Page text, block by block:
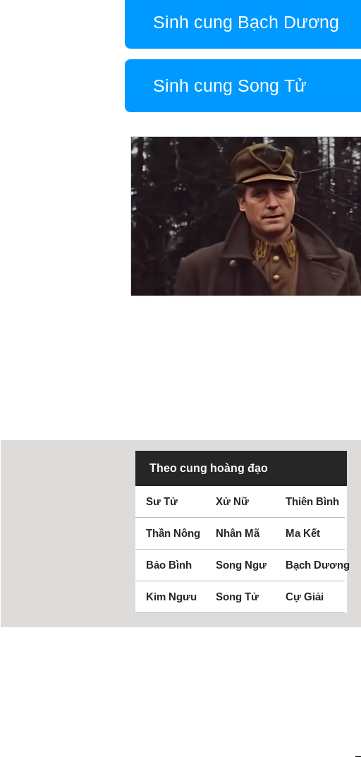
Sinh cung Bạch Dương
Sinh cung Song Tử
Theo cung hoàng đạo
Sư Tử Xử Nữ Thiên Bình
Thần Nông Nhân Mã Ma Kết
Bảo Bình Song Ngư Bạch Dương
Kim Ngưu Song Tử Cự Giải